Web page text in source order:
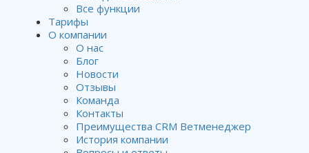
Все функции
Тарифы
О компании
О нас
Блог
Новости
Отзывы
Команда
Контакты
Преимущества CRM Ветменеджер
История компании
Дешевле нанять суперзвезду,
чем злонравного сотрудника
Владимир Хубирьянц.
Опубликован 18.10.2017